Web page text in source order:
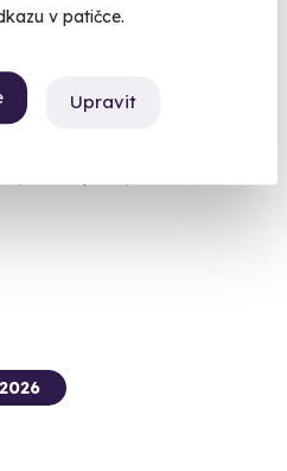
v patičce.
Upravit
nadšence - 18 zbraní